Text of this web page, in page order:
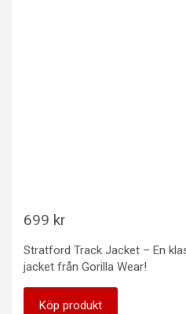
699 kr
Stratford Track Jacket – En
jacket från Gorilla Wear!
Köp produkt